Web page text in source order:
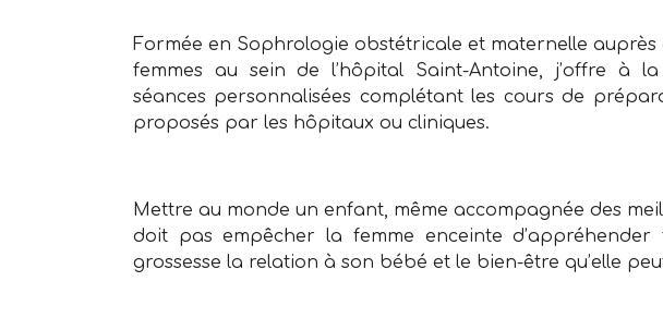
Formée en Sophrologie obstétricale et maternelle auprès
femmes au sein de l’hôpital Saint-Antoine, j’offre à
séances personnalisées complétant les cours de
proposés par les hôpitaux ou cliniques.
Mettre au monde un enfant, même accompagnée des
doit pas empêcher la femme enceinte
grossesse la relation à son bébé et le bien-être qu’elle